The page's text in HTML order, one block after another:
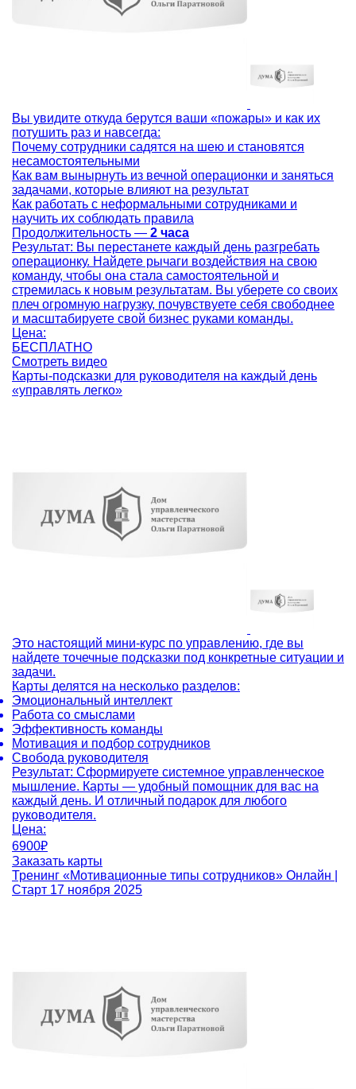
Вы увидите откуда берутся ваши «пожары» и как их
потушить раз и навсегда:
Почему сотрудники садятся на шею и становятся
несамостоятельными
Как вам вынырнуть из вечной операционки и заняться
задачами, которые влияют на результат
Как работать с неформальными сотрудниками и
научить их соблюдать правила
Продолжительность — 2 часа
Результат: Вы перестанете каждый день разгребать
операционку. Найдете рычаги воздействия на свою
команду, чтобы она стала самостоятельной и
стремилась к новым результатам. Вы уберете со своих
плеч огромную нагрузку, почувствуете себя свободнее
и масштабируете свой бизнес руками команды.
Цена:
БЕСПЛАТНО
Смотреть видео
Карты-подсказки для руководителя на каждый день
«управлять легко»
Это настоящий мини-курс по управлению, где вы
найдете точечные подсказки под конкретные ситуации и
задачи.
Карты делятся на несколько разделов:
Эмоциональный интеллект
Работа со смыслами
Эффективность команды
Мотивация и подбор сотрудников
Свобода руководителя
Результат: Сформируете системное управленческое
мышление. Карты — удобный помощник для вас на
каждый день. И отличный подарок для любого
руководителя.
Цена:
6900₽
Заказать карты
Тренинг «Мотивационные типы сотрудников» Онлайн |
Старт 17 ноября 2025